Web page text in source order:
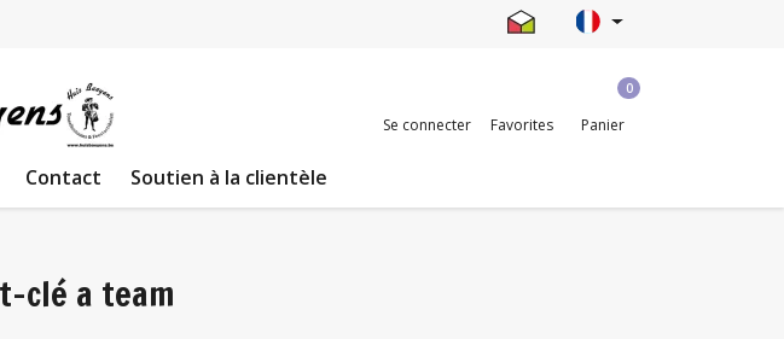
Se connecter Favorites
0
Panier
Contact Soutien à la clientèle
clé a team